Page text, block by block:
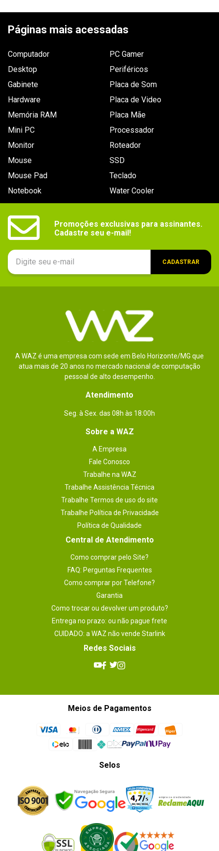
ESCREVER AVALIAÇÃO
Páginas mais acessadas
Computador
Desktop
Gabinete
Hardware
Memória RAM
Mini PC
Monitor
Mouse
Mouse Pad
Notebook
PC Gamer
Periféricos
Placa de Som
Placa de Video
Placa Mãe
Processador
Roteador
SSD
Teclado
Water Cooler
Promoções exclusivas para assinantes.
Cadastre seu e-mail!
CADASTRAR
A WAZ é uma empresa com sede em Belo Horizonte/MG que
atua mais de 20 anos no mercado nacional de computação
pessoal de alto desempenho.
Atendimento
Seg. à Sex. das 08h às 18:00h
Sobre a WAZ
A Empresa
Fale Conosco
Trabalhe na WAZ
Trabalhe Assistência Técnica
Trabalhe Termos de uso do site
Trabalhe Política de Privacidade
Política de Qualidade
Central de Atendimento
Como comprar pelo Site?
FAQ: Perguntas Frequentes
Como comprar por Telefone?
Garantia
Como trocar ou devolver um produto?
Entrega no prazo: ou não pague frete
CUIDADO: a WAZ não vende Starlink
Redes Sociais
Meios de Pagamentos
Selos